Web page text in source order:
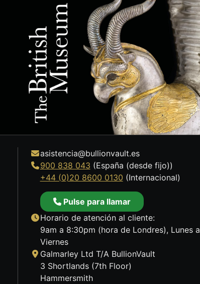
asistencia@bullionvault.es
900 838 043 (España (desde fijo))
+44 (0)20 8600 0130 (Internacional)
Pulse para llamar
Horario de atención al cliente:
9am a 8:30pm (hora de Londres), Lunes a
Viernes
Galmarley Ltd T/A BullionVault
3 Shortlands (7th Floor)
Hammersmith